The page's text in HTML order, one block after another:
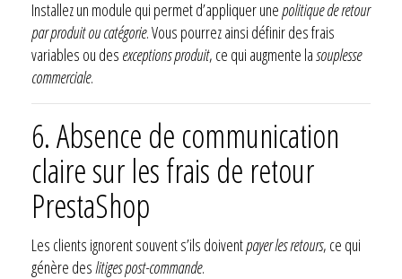
Installez un module qui permet d’appliquer unepolitique de retour
par produit ou catégorie. Vous pourrez ainsi définir des frais
variables ou des exceptions produit, ce qui augmente lasouplesse
commerciale.
6. Absence de communication
claire sur les frais de retour
PrestaShop
Les clients ignorent souvent s’ils doiventpayer les retours, ce qui
génère des litiges post-commande.